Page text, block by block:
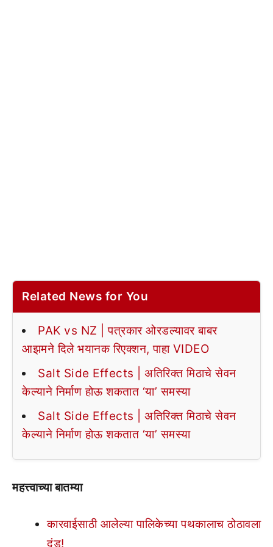
Related News for You
PAK vs NZ | पत्रकार ओरडल्यावर बाबर
आझमने दिले भयानक रिएक्शन, पाहा VIDEO
Salt Side Effects | अतिरिक्त मिठाचे सेवन
केल्याने निर्माण होऊ शकतात ‘या’ समस्या
Salt Side Effects | अतिरिक्त मिठाचे सेवन
केल्याने निर्माण होऊ शकतात ‘या’ समस्या
महत्त्वाच्या बातम्या
कारवाईसाठी आलेल्या पालिकेच्या पथकालाच ठोठावला
दंड!